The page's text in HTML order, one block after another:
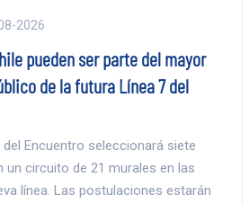
2026
pueden ser parte del mayor
de la futura Línea 7 del
Encuentro seleccionará siete
un circuito de 21 murales en las
línea. Las postulaciones estarán